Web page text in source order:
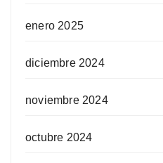
enero 2025
diciembre 2024
noviembre 2024
octubre 2024